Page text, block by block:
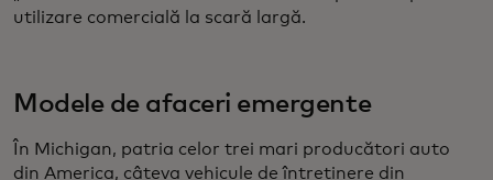
utilizare comercială la scară largă.
Modele de afaceri emergente
În Michigan, patria celor trei mari producători auto
din America, câteva vehicule de întreținere din